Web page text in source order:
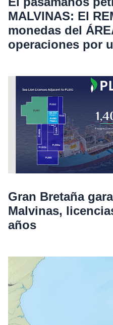
MALVINAS: El
monedas del
operaciones por
Gran Bretaña
Malvinas,
años